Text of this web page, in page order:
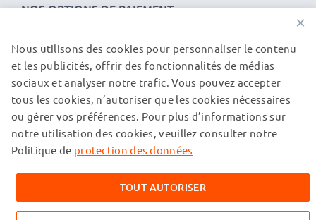
NOS OPTIONS DE PAIEMENT
NOS PARTENAIRES DE LIVRAISON
© subtel.ch 2026
Tous les prix incluent la TVA et excluent les frais de port.
Veuillez noter que toutes les marques citées sont des
mentionnées sur nos pages web uniquement pour fournir des
informations sur nos produits.
×
Nous utilisons des cookies pour personnaliser le contenu
et les publicités, offrir des fonctionnalités de médias
sociaux et analyser notre trafic. Vous pouvez accepter
tous les cookies, n’autoriser que les cookies nécessaires
ou gérer vos préférences. Pour plus d’informations sur
notre utilisation des cookies, veuillez consulter notre
Politique de protection des données
TOUT AUTORISER